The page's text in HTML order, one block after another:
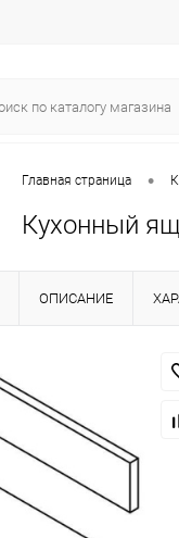
Главная страница •
Кухонный
ОПИСАНИЕ